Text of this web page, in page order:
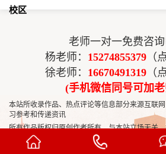
校区
老师一对一免费咨询
杨老师： 15274855379（
徐老师： 16670491319（
(手机微信同号可加
本站所收录作品、热点评论等信息部分来源互联
习参考和传递资讯
所有作品版权归原创作者所有，与本站立场无关
联系我们50455704
告知，我们将做删除处理！
Copyright © 2022-2032
长沙高考复读网